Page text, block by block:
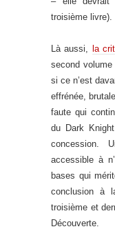
troisième livre).
Là aussi, la
second
si ce n’est
effrénée,
faute qui
du Dark
concession.
accessible à
bases qui
conclusion à
troisième et
Découverte.